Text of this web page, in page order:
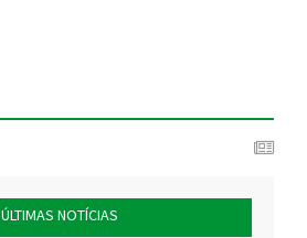
ÚLTIMAS NOTÍCIAS